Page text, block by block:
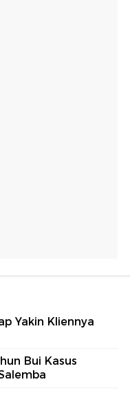
Yakin Kliennya
Bui Kasus